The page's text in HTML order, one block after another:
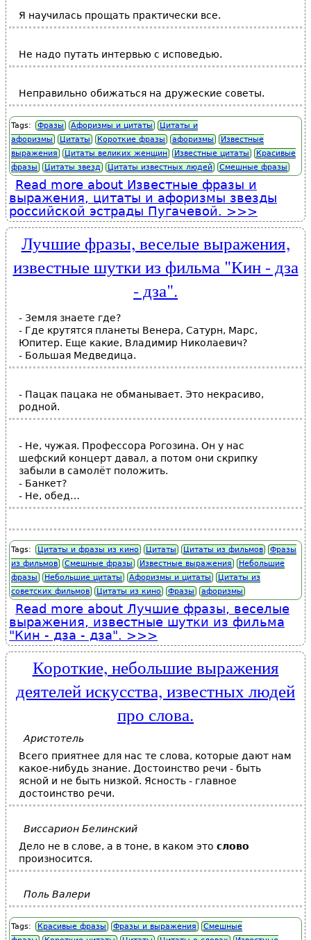
Я научилась прощать практически все.
Не надо путать интервью с исповедью.
Неправильно обижаться на дружеские советы.
Tags: Фразы Афоризмы и цитаты
Цитаты и
афоризмы
Цитаты Короткие фразы афоризмы
Известные
выражения
Цитаты великих женщин Известные цитаты
Красивые
фразы
Цитаты звезд Цитаты известных людей Смешные фразы
Read more about Известные фразы и
выражения, цитаты и афоризмы звезды
российской эстрады Пугачевой.
Лучшие фразы, веселые выражения,
известные шутки из фильма "Кин - дза
- дза".
- Земля знаете где?
- Где крутятся планеты Венера, Сатурн, Марс,
Юпитер. Еще какие, Владимир Николаевич?
- Большая Медведица.
- Пацак пацака не обманывает. Это некрасиво,
родной.
- Не, чужая. Профессора Рогозина. Он у нас
шефский концерт давал, а потом они скрипку
забыли в самолёт положить.
- Банкет?
- Не, обед…
Tags: Цитаты и фразы из кино Цитаты Цитаты из фильмов
Фразы
из фильмов
Смешные фразы Известные выражения
Небольшие
фразы
Небольшие цитаты Афоризмы и цитаты
Цитаты из
советских фильмов
Цитаты из кино Фразы афоризмы
Read more about Лучшие фразы, веселые
выражения, известные шутки из фильма
"Кин - дза - дза".
Короткие, небольшие выражения
деятелей искусства, известных людей
про слова.
Аристотель
Всего приятнее для нас те слова, которые дают нам
какое-нибудь знание. Достоинство речи - быть
ясной и не быть низкой. Ясность - главное
достоинство речи.
Виссарион Белинский
Дело не в слове, а в тоне, в каком это слово
произносится.
Поль Валери
Tags: Красивые фразы Фразы и выражения
Смешные